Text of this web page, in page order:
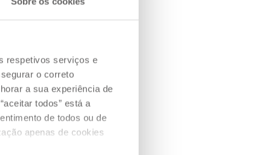
respetivos serviços e
o correto
a sua experiência de
todos” está a
de todos ou de
apenas de cookies